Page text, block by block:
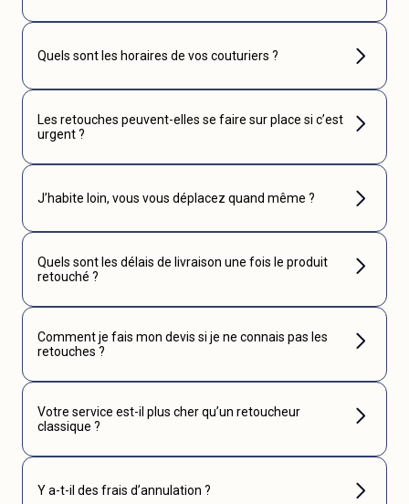
Quels sont les horaires de vos couturiers ?
Les retouches peuvent-elles se faire sur place si c’est
urgent ?
J’habite loin, vous vous déplacez quand même ?
Quels sont les délais de livraison une fois le produit
retouché ?
Comment je fais mon devis si je ne connais pas les
retouches ?
Votre service est-il plus cher qu’un retoucheur
classique ?
Y a-t-il des frais d’annulation ?